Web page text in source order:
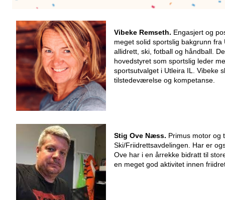
Vibeke Remseth. Engasjert og
meget solid sportslig bakgrunn
allidrett, ski, fotball og håndball.
hovedstyret som sportslig leder
sportsutvalget i Utleira IL. Vibeke
tilstedeværelse og kompetanse.
Stig Ove Næss. Primus motor og
Ski/Friidrettsavdelingen. Har er
Ove har i en årrekke bidratt til
en meget god aktivitet innen